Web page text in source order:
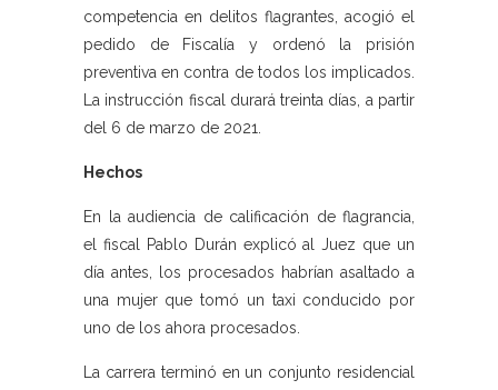
competencia en delitos flagrantes, acogió el
pedido de Fiscalía y ordenó la prisión
preventiva en contra de todos los implicados.
La instrucción fiscal durará treinta días, a partir
del 6 de marzo de 2021.
Hechos
En la audiencia de calificación de flagrancia,
el fiscal Pablo Durán explicó al Juez que un
día antes, los procesados habrían asaltado a
una mujer que tomó un taxi conducido por
uno de los ahora procesados.
La carrera terminó en un conjunto residencial